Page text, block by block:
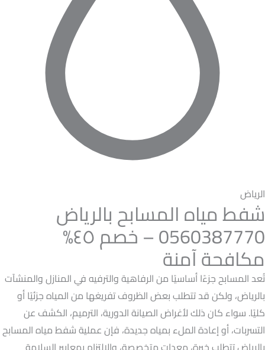
الرياض
شفط مياه المسابح بالرياض
0560387770 – خصم ٤٥%
مكافحة آمنة
تُعد المسابح جزءًا أساسيًا من الرفاهية والترفيه في المنازل والمنشآت
بالرياض، ولكن قد تتطلب بعض الظروف تفريغها من المياه جزئيًا أو
كليًا. سواء كان ذلك لأغراض الصيانة الدورية، الترميم، الكشف عن
التسربات، أو إعادة الملء بمياه جديدة، فإن عملية شفط مياه المسابح